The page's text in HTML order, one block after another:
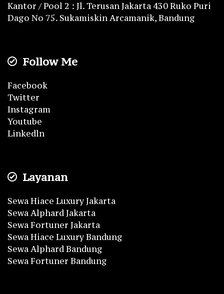
Kantor / Pool 2 : Jl. Terusan Jakarta 430 Ruko Puri
Dago No 75. Sukamiskin Arcamanik, Bandung
Follow Me
Facebook
Twitter
Instagram
Youtube
Linkedln
Layanan
Sewa Hiace Luxury Jakarta
Sewa Alphard Jakarta
Sewa Fortuner Jakarta
Sewa Hiace Luxury Bandung
Sewa Alphard Bandung
Sewa Fortuner Bandung